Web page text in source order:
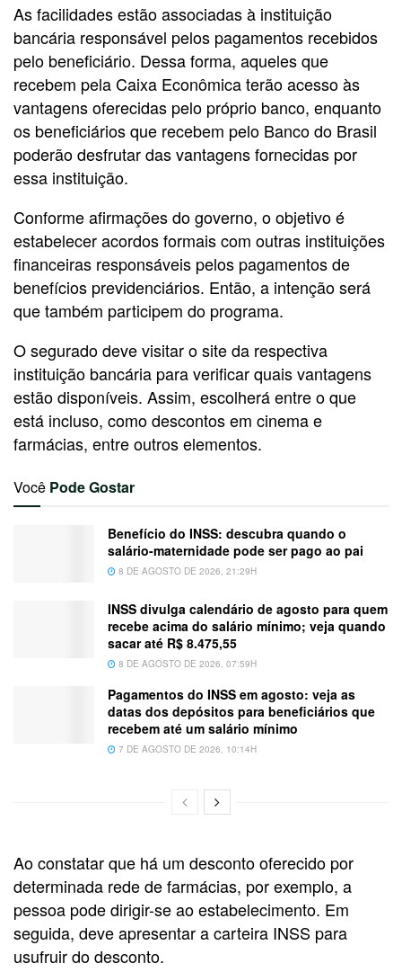
As facilidades estão associadas à instituição
bancária responsável pelos pagamentos recebidos
pelo beneficiário. Dessa forma, aqueles que
recebem pela Caixa Econômica terão acesso às
vantagens oferecidas pelo próprio banco, enquanto
os beneficiários que recebem pelo Banco do Brasil
poderão desfrutar das vantagens fornecidas por
essa instituição.
Conforme afirmações do governo, o objetivo é
estabelecer acordos formais com outras instituições
financeiras responsáveis pelos pagamentos de
benefícios previdenciários. Então, a intenção será
que também participem do programa.
O segurado deve visitar o site da respectiva
instituição bancária para verificar quais vantagens
estão disponíveis. Assim, escolherá entre o que
está incluso, como descontos em cinema e
farmácias, entre outros elementos.
Você Pode Gostar
Benefício do INSS: descubra quando o
salário-maternidade pode ser pago ao pai
8 DE AGOSTO DE 2026, 21:29H
INSS divulga calendário de agosto para quem
recebe acima do salário mínimo; veja quando
sacar até R$ 8.475,55
8 DE AGOSTO DE 2026, 07:59H
Pagamentos do INSS em agosto: veja as
datas dos depósitos para beneficiários que
recebem até um salário mínimo
7 DE AGOSTO DE 2026, 10:14H
Ao constatar que há um desconto oferecido por
determinada rede de farmácias, por exemplo, a
pessoa pode dirigir-se ao estabelecimento. Em
seguida, deve apresentar a carteira INSS para
usufruir do desconto.